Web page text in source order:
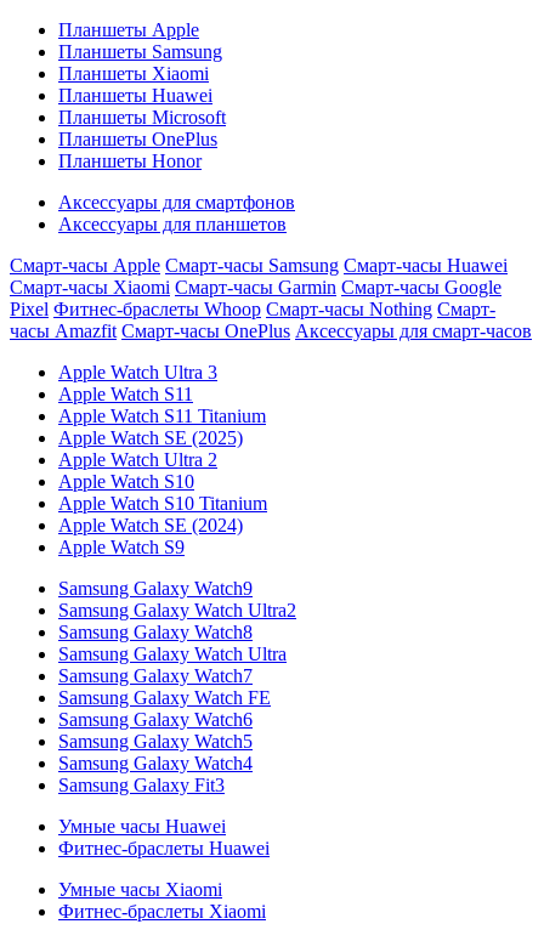
Планшеты Apple
Планшеты Samsung
Планшеты Xiaomi
Планшеты Huawei
Планшеты Microsoft
Планшеты OnePlus
Планшеты Honor
Аксессуары для смартфонов
Аксессуары для планшетов
Смарт-часы Apple Смарт-часы Samsung Смарт-часы Huawei
Смарт-часы Xiaomi Смарт-часы Garmin Смарт-часы Google
Pixel Фитнес-браслеты Whoop Смарт-часы Nothing Смарт-
часы Amazfit Смарт-часы OnePlus Аксессуары для смарт-часов
Apple Watch Ultra 3
Apple Watch S11
Apple Watch S11 Titanium
Apple Watch SE (2025)
Apple Watch Ultra 2
Apple Watch S10
Apple Watch S10 Titanium
Apple Watch SE (2024)
Apple Watch S9
Samsung Galaxy Watch9
Samsung Galaxy Watch Ultra2
Samsung Galaxy Watch8
Samsung Galaxy Watch Ultra
Samsung Galaxy Watch7
Samsung Galaxy Watch FE
Samsung Galaxy Watch6
Samsung Galaxy Watch5
Samsung Galaxy Watch4
Samsung Galaxy Fit3
Умные часы Huawei
Фитнес-браслеты Huawei
Умные часы Xiaomi
Фитнес-браслеты Xiaomi